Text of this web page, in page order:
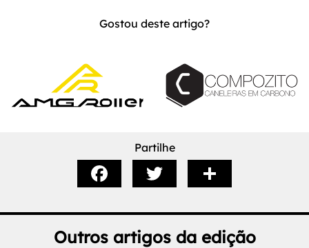
Gostou deste artigo?
Partilhe
Outros artigos da edição